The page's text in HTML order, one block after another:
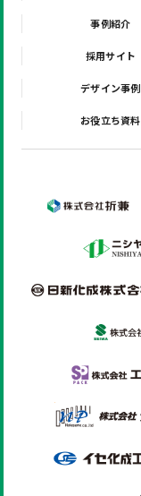
事例紹介
採用サイト
デザイン事例
お役立ち資料